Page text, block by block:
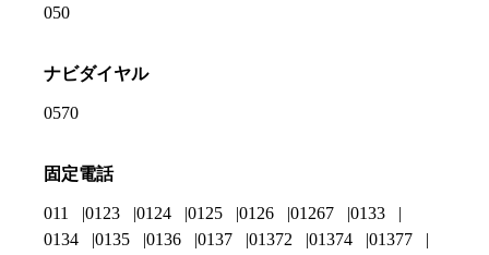
050
ナビダイヤル
0570
固定電話
011 0123 0124 0125 0126 01267
0133
0134
0135 0136 0137 01372 01374
01377